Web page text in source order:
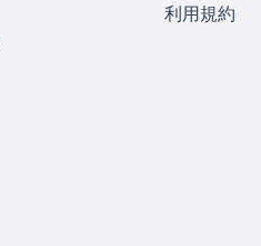
利用規約